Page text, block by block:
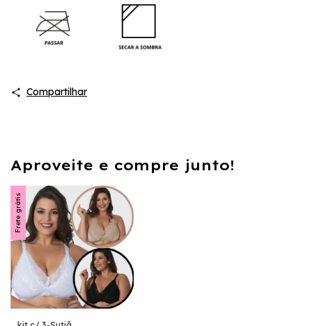
Compartilhar
Aproveite e compre junto!
Frete grátis